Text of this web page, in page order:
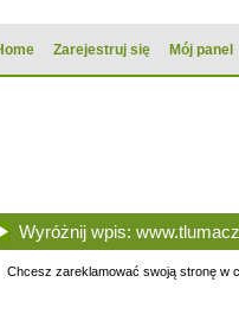
Zarejestruj się Mój panel
Wyróżnij wpis:
Chcesz zareklamować swoją stronę w